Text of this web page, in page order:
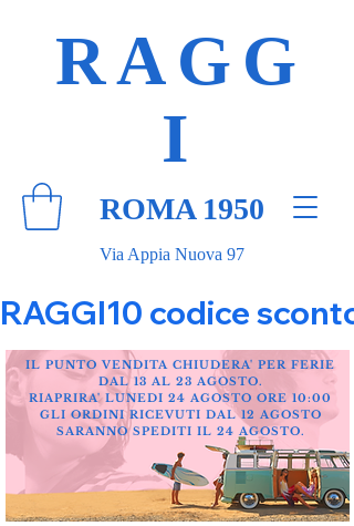
Via Appia Nuova 97
RAGG
I
ROMA 1950
RAGGI10 codice
IL PUNTO VENDITA CHIUDERA' PER FERIE
DAL 13 AL 23 AGOSTO.
RIAPRIRA' LUNEDI 24 AGOSTO ORE 10:00
GLI ORDINI RICEVUTI DAL 12 AGOSTO
SARANNO SPEDITI IL 24 AGOSTO.